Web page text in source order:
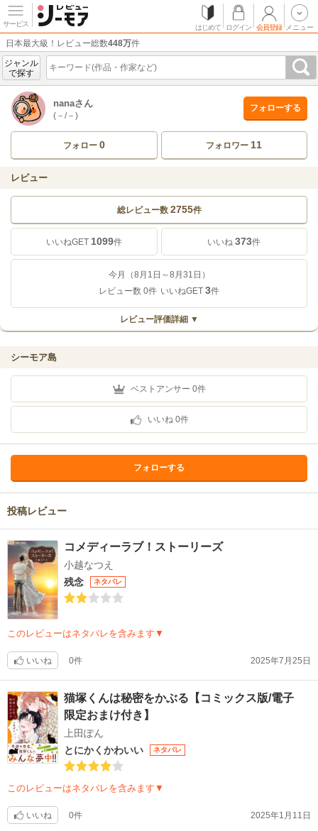
サービス はじめて ログイン 会員登録 メニュー
日本最大級！レビュー総数448万件
ジャンル
で探す
nanaさん
(－/－)
フォローする
フォロー 0 フォロワー11
レビュー
総レビュー数 2755件
いいねGET 1099件 いいね373件
今月（8月1日～8月31日）
レビュー数 0件 いいねGET 3件
レビュー評価詳細 ▼
シーモア島
ベストアンサー 0件
いいね 0件
フォローする
投稿レビュー
コメディーラブ！ストーリーズ
小越なつえ
残念
ネタバレ
このレビューはネタバレを含みます▼
いいね 0件 2025年7月25日
猫塚くんは秘密をかぶる【コミックス版/電子
限定おまけ付き】
上田ぽん
とにかくかわいい
ネタバレ
このレビューはネタバレを含みます▼
いいね 0件 2025年1月11日